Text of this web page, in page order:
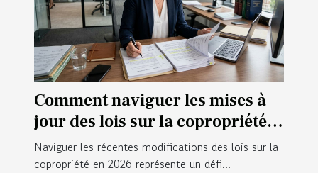
Comment naviguer les mises à
jour des lois sur la copropriété
en 2026 ?
Naviguer les récentes modifications des lois sur la
copropriété en 2026 représente un défi...